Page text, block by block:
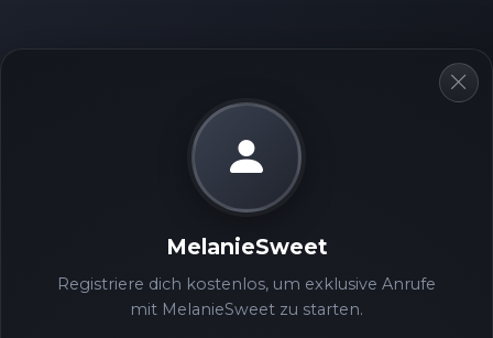
MelanieSweet
Registriere dich kostenlos, um exklusive Anrufe
mit MelanieSweet zu starten.